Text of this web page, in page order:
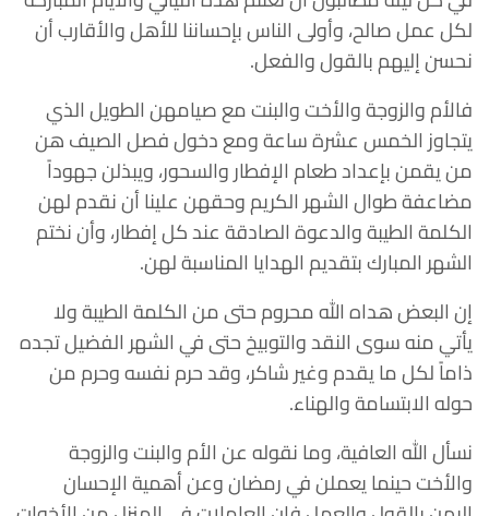
لكل عمل صالح، وأولى الناس بإحساننا للأهل والأقارب أن
نحسن إليهم بالقول والفعل.
فالأم والزوجة والأخت والبنت مع صيامهن الطويل الذي
يتجاوز الخمس عشرة ساعة ومع دخول فصل الصيف هن
من يقمن بإعداد طعام الإفطار والسحور، ويبذلن جهوداً
مضاعفة طوال الشهر الكريم وحقهن علينا أن نقدم لهن
الكلمة الطيبة والدعوة الصادقة عند كل إفطار، وأن نختم
الشهر المبارك بتقديم الهدايا المناسبة لهن.
إن البعض هداه الله محروم حتى من الكلمة الطيبة ولا
يأتي منه سوى النقد والتوبيخ حتى في الشهر الفضيل تجده
ذاماً لكل ما يقدم وغير شاكر، وقد حرم نفسه وحرم من
حوله الابتسامة والهناء.
نسأل الله العافية، وما نقوله عن الأم والبنت والزوجة
والأخت حينما يعملن في رمضان وعن أهمية الإحسان